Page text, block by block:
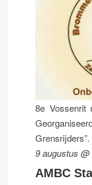
8e Vossenrit
9 augustus
AMBC